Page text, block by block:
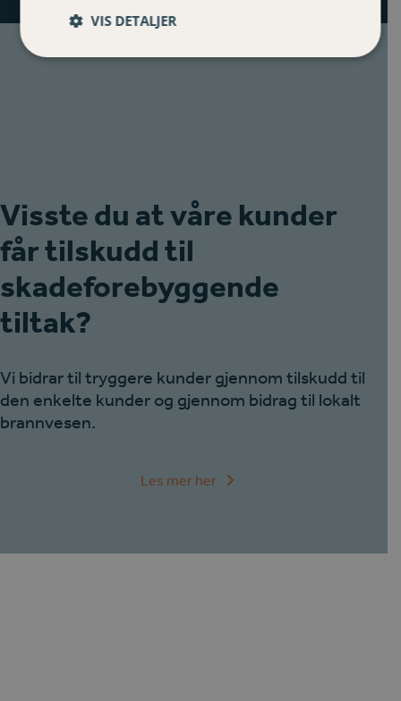
Visste du at våre kunder
får tilskudd til
skadeforebyggende
tiltak?
Vi bidrar til tryggere kunder gjennom tilskudd til
den enkelte kunder og gjennom bidrag til lokalt
brannvesen.
Les mer her
VIS DETALJER